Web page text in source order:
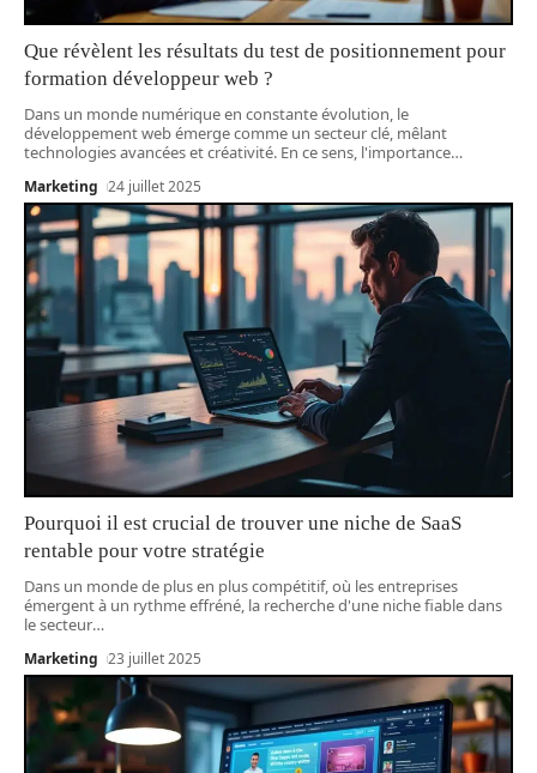
Que révèlent les résultats du test de positionnement pour
formation développeur web ?
Dans un monde numérique en constante évolution, le
développement web émerge comme un secteur clé, mêlant
technologies avancées et créativité. En ce sens, l'importance…
Marketing 24 juillet 2025
Pourquoi il est crucial de trouver une niche de SaaS
rentable pour votre stratégie
Dans un monde de plus en plus compétitif, où les entreprises
émergent à un rythme effréné, la recherche d'une niche fiable dans
le secteur…
Marketing 23 juillet 2025